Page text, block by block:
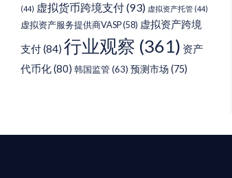
(44) 虚拟货币跨境支付(93) 虚拟资产托管 (44)
虚拟资产服务提供商VASP(58) 虚拟资产跨境
支付(84) 行业观察 (361) 资产
代币化(80) 韩国监管(63) 预测市场 (75)